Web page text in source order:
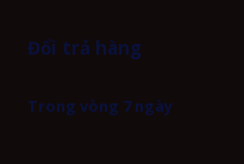
Đổi trả hàng
Trong vòng 7 ngày